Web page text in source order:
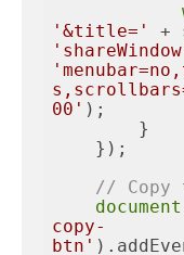
'&title='
00' );
// Copy
document
copy-
btn'